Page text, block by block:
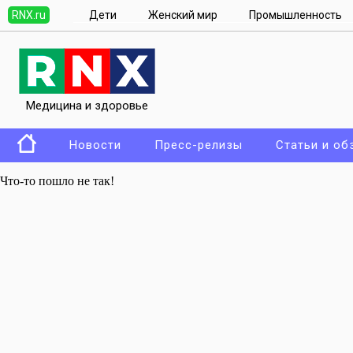
RNX.ru Дети Женский мир Промышленность
Медицина и здоровье
Новости Пресс-релизы Статьи и
Что-то пошло не так!